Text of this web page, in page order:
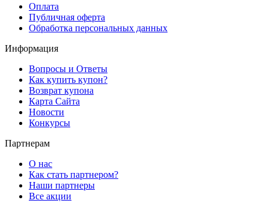
Оплата
Публичная оферта
Обработка персональных данных
Информация
Вопросы и Ответы
Как купить купон?
Возврат купона
Карта Сайта
Новости
Конкурсы
Партнерам
О нас
Как стать партнером?
Наши партнеры
Все акции